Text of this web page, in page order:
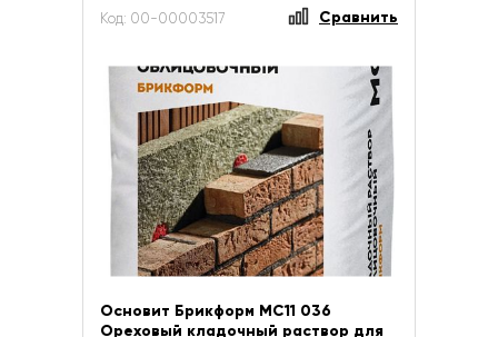
Код: 00-00003517 Сравнить
Основит Брикформ МС11 036
Ореховый кладочный раствор для